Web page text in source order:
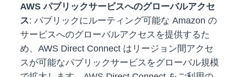
AWS パブリックサービスへのグローバルアクセ
ス: パブリックにルーティング可能な Amazon の
サービスへのグローバルアクセスを提供するた
め、AWS Direct Connect はリージョン間アクセ
スが可能なパブリックサービスをグローバル規模